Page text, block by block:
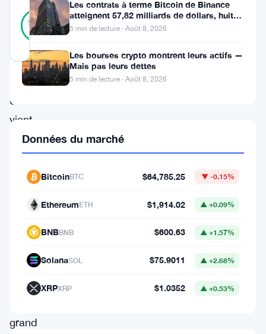
97%
RÉEL
Vérifié
38
votes
CFTC
vient
d’approuver
les
contrats
terme
perpétuels
cryptomonnaies.
grand
Les contrats à terme Bitcoin de Binance
atteignent 57,82 milliards de dollars, huit
fois le volume du marché
5 min de lecture · Août 8, 2026
Les bourses crypto montrent leurs actifs —
Mais pas leurs dettes
5 min de lecture · Août 8, 2026
Données du marché
BitcoinBTC $64,785.25 ▼ -0.15%
EthereumETH $1,914.02 ▲ +0.09%
BNBBNB $600.63 ▲ +1.57%
SolanaSOL $75.9011 ▲ +2.68%
XRPXRP $1.0352 ▲ +0.53%